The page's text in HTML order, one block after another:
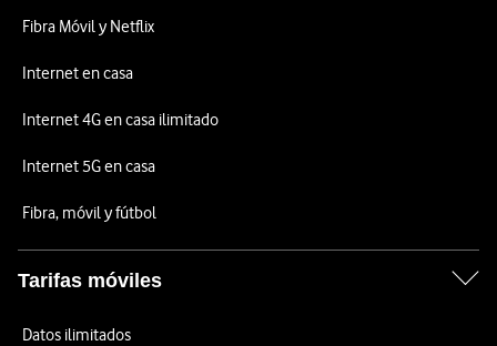
Fibra Móvil y Netflix
Internet en casa
Internet 4G en casa ilimitado
Internet 5G en casa
Fibra, móvil y fútbol
Tarifas móviles
Datos ilimitados